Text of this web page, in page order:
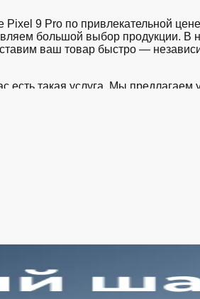
Pixel 9 Pro по привлекательной
большой выбор продукции.
ваш товар быстро —
есть такая услуга. Мы
нужную позицию, добавьте в
Информация о наличии